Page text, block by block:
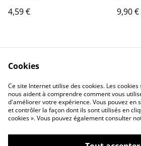
4,59 € 9,90 €
Contactez-nous
Conditions générales
de vente
Politique de
Cookies
Ce site Internet utilise des cookies. Les
nous aident à comprendre comment vous
d'améliorer votre expérience. Vous pouvez en
et contrôler la façon dont ils sont utilisés en
cookies ». Vous pouvez également consulter